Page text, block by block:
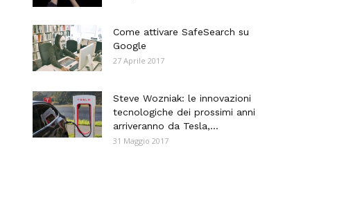
Come attivare SafeSearch su
Google
27 Aprile 2017
Steve Wozniak: le innovazioni
tecnologiche dei prossimi anni
arriveranno da Tesla,...
31 Maggio 2017